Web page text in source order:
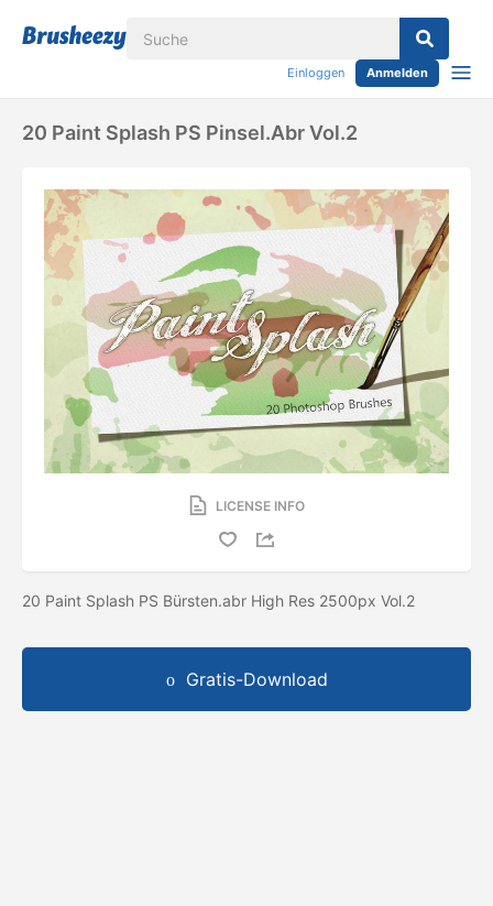
Einloggen Anmelden
20 Paint Splash PS Pinsel.abr Vol.2
LICENSE INFO
20 Paint Splash PS Bürsten.abr High Res 2500px Vol.2
Gratis-Download